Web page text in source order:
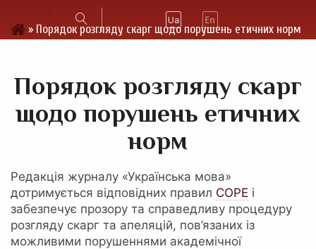
» Порядок розгляду скарг щодо порушень етичних норм
Порядок розгляду скарг
щодо порушень етичних
норм
Редакція журналу «Українська мова»
дотримується відповідних правил COPE і
забезпечує прозору та справедливу процедуру
розгляду скарг та апеляцій, пов’язаних із
можливими порушеннями академічної